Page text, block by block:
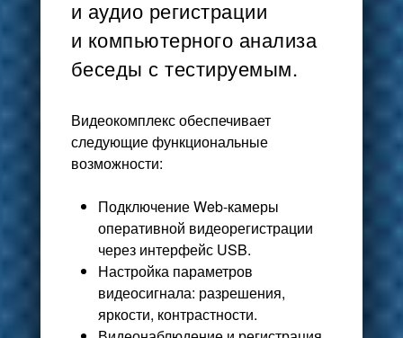
и аудио регистрации
и компьютерного анализа
беседы с тестируемым.
Видеокомплекс обеспечивает
следующие функциональные
возможности:
Подключение Web-камеры
оперативной видеорегистрации
через интерфейс USB.
Настройка параметров
видеосигнала: разрешения,
яркости, контрастности.